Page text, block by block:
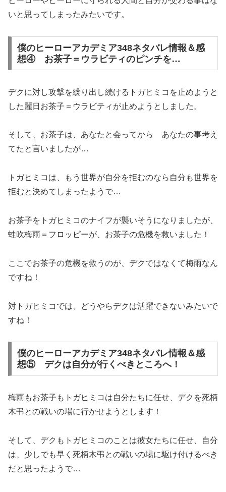
いと思ってしまったみたいです。
僕のヒーローアカデミア348ネタバレ情報＆感
想④ お茶子＝ウラビティのピンチを…
デクに対し攻撃を繰り出し続けるトガヒミコを止めようと
した麗日お茶子＝ウラビティが止めようとしました。
そして、お茶子は、あなたと会ってから あなたの事考え
てたと言いましたが…
トガヒミコは、もう世界が自分を拒むのなら自分も世界を
拒むと決めてしまったようで…
お茶子をトガヒミコのナイフが襲いそうになりましたが、
蛙吹梅雨＝フロッピーが、お茶子の危機を救いました！
ここでお茶子の危機を救うのが、デクではなくて梅雨なん
ですね！
対トガヒミコでは、どうやらデクは活躍できないみたいで
すね！
僕のヒーローアカデミア348ネタバレ情報＆感
想⑤ デクは自分が行くべきところへ！
梅雨もお茶子もトガヒミコは自分たちに任せ、デクを死柄
木弔との戦いの場に行かせようとします！
そして、デクもトガヒミコのことは彼女たちに任せ、自分
は、少しでも早く死柄木弔との戦いの場に駆け付けるべき
だと思ったようで…